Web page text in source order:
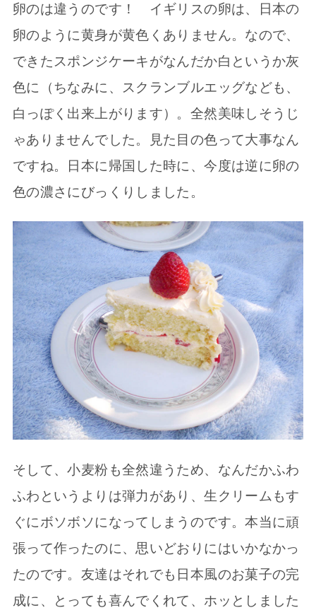
卵のは違うのです！ イギリスの卵は、日本の
卵のように黄身が黄色くありません。なので、
できたスポンジケーキがなんだか白というか灰
色に（ちなみに、スクランブルエッグなども、
白っぽく出来上がります）。全然美味しそうじ
ゃありませんでした。見た目の色って大事なん
ですね。日本に帰国した時に、今度は逆に卵の
色の濃さにびっくりしました。
そして、小麦粉も全然違うため、なんだかふわ
ふわというよりは弾力があり、生クリームもす
ぐにボソボソになってしまうのです。本当に頑
張って作ったのに、思いどおりにはいかなかっ
たのです。友達はそれでも日本風のお菓子の完
成に、とっても喜んでくれて、ホッとしました